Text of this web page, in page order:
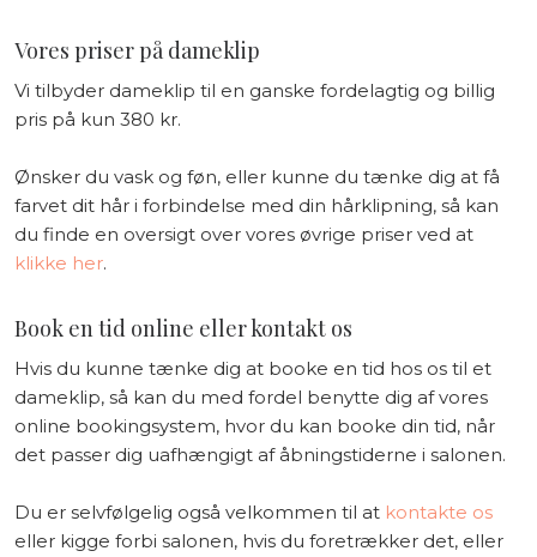
Vores priser på dameklip
Vi tilbyder dameklip til en ganske fordelagtig og billig
pris på kun 380 kr.
Ønsker du vask og føn, eller kunne du tænke dig at få
farvet dit hår i forbindelse med din hårklipning, så kan
du finde en oversigt over vores øvrige priser ved at
klikke her.
Book en tid online eller kontakt os
Hvis du kunne tænke dig at booke en tid hos os til et
dameklip, så kan du med fordel benytte dig af vores
online bookingsystem, hvor du kan booke din tid, når
det passer dig uafhængigt af åbningstiderne i salonen.
Du er selvfølgelig også velkommen til at kontakte os
eller kigge forbi salonen, hvis du foretrækker det, eller